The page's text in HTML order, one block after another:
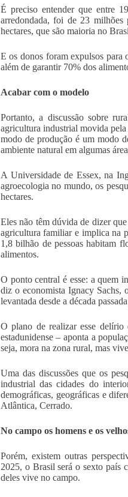
É preciso entender que entre
arredondada, foi de 23 milhões
hectares, que são maioria no
E os donos foram expulsos para
além de garantir 70% dos
Acabar com o modelo
Portanto, a discussão sobre
agricultura industrial movida
modo de produção é um modo
ambiente natural em algumas
A Universidade de Essex, na
agroecologia no mundo, os
hectares.
Eles não têm dúvida de dizer
agricultura familiar e implica na
1,8 bilhão de pessoas habitam
alimentos.
O ponto central é esse: a quem
diz o economista Ignacy Sachs,
levantada desde a década
O plano de realizar esse delírio
estadunidense – aponta a
seja, mora na zona rural, mas
Uma das discussões que os
industrial das cidades do
demográficas, geográficas e
Atlântica, Cerrado.
No campo os homens e os
Porém, existem outras
2025, o Brasil será o sexto país
deles vive no campo.